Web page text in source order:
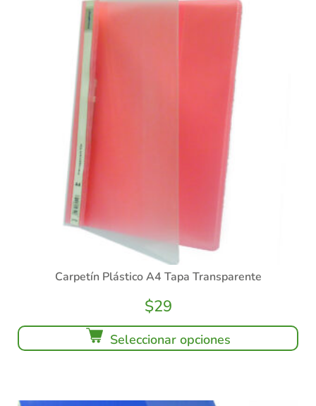
Carpetín Plástico A4 Tapa Transparente
$29
Seleccionar opciones